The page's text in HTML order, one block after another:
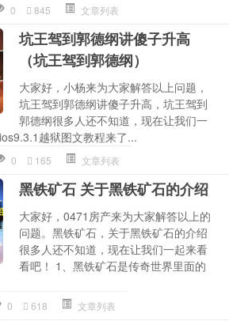
0 845 文章列表
坑王驾到郭德纲讲傻子升高
（坑王驾到郭德纲）
大家好，小杨来为大家解答以上问题，
坑王驾到郭德纲讲傻子升高，坑王驾到
郭德纲很多人还不知道，现在让我们一
越狱图文教程来了...
0 165 文章列表
黑铁矿石 关于黑铁矿石的介绍
大家好，0471房产来为大家解答以上的
问题。黑铁矿石，关于黑铁矿石的介绍
很多人还不知道，现在让我们一起来看
看吧！ 1、黑铁矿石是传奇世界里面的
0 618 文章列表